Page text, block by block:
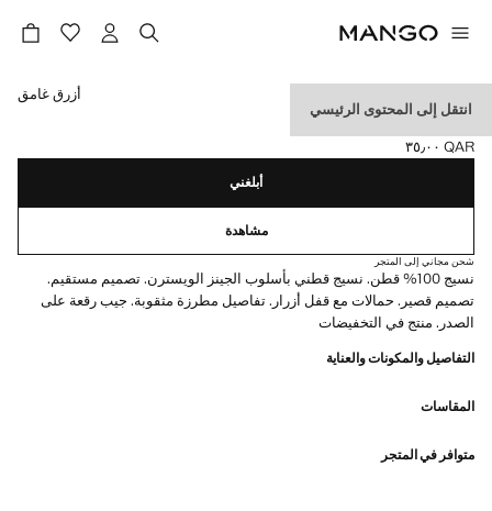
انتقل إلى المحتوى الرئيسي
مريلة قصيرة من الدنيم
السعر الحالي [QAR ٣٥٫٠٠ ]
QAR ٣٥٫٠٠
حدد اللون
أزرق غامق
أبلغني
مشاهدة
شحن مجاني إلى المتجر
نسيج 100% قطن. نسيج قطني بأسلوب الجينز الويسترن. تصميم مستقيم.
تصميم قصير. حمالات مع قفل أزرار. تفاصيل مطرزة مثقوبة. جيب رقعة على
الصدر. منتج في التخفيضات
التفاصيل والمكونات والعناية
المقاسات
متوافر في المتجر